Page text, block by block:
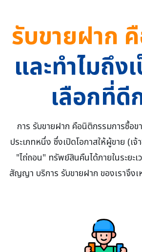
รับขายฝาก คื
และทำไมถึง
เลือกที่ดี
การ รับขายฝาก คือนิติกรรมการซื้อ
ประเภทหนึ่ง ซึ่งเปิดโอกาสให้ผู้ขาย (เ
"ไถ่ถอน" ทรัพย์สินคืนได้ภายในระยะเ
สัญญา บริการ รับขายฝาก ของเราจึงเ